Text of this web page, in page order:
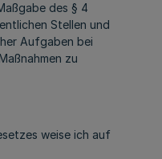
des § 4
Stellen und
Aufgaben bei
zu
weise ich auf